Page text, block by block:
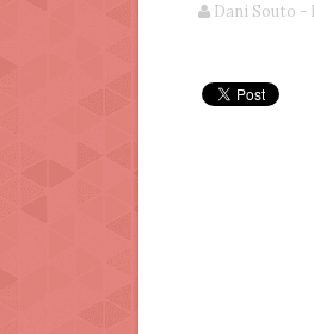
Dani Souto -